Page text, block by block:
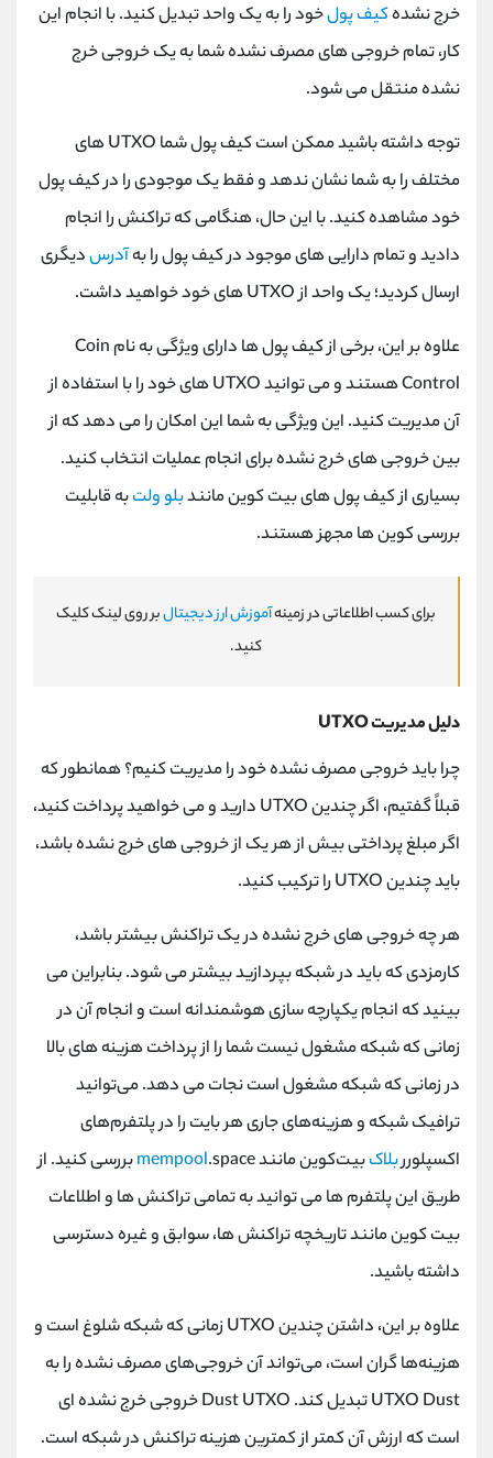
خرج نشدهکیف پولخود را به یک واحد تبدیل کنید. با انجام این
کار، تمام خروجی های مصرف نشده شما به یک خروجی خرج
نشده منتقل می شود.
توجه داشته باشید ممکن است کیف پول شما UTXOهای
مختلف را به شما نشان ندهد و فقط یک موجودی را در کیف پول
خود مشاهده کنید. با این حال، هنگامی که تراکنش را انجام
دادید و تمام دارایی های موجود در کیف پول را بهآدرسدیگری
ارسال کردید؛ یک واحد ازUTXOهای خود خواهید داشت.
علاوه بر این، برخی از کیف پول ها دارای ویژگی به نام Coin
Controlهستند و می توانیدUTXOهای خود را با استفاده از
آن مدیریت کنید. این ویژگی به شما این امکان را می دهد که از
بین خروجی های خرج نشده برای انجام عملیات انتخاب کنید.
بسیاری از کیف پول های بیت کوین مانندبلو ولتبه قابلیت
بررسی کوین ها مجهز هستند.
برای کسب اطلاعاتی در زمینهآموزش ارز دیجیتالبر روی لینک کلیک
کنید.
دلیل مدیریتUTXO
چرا باید خروجی مصرف نشده خود را مدیریت کنیم؟ همانطور که
قبلاً گفتیم، اگر چندینUTXO دارید و می خواهید پرداخت کنید،
اگر مبلغ پرداختی بیش از هر یک از خروجی های خرج نشده باشد،
باید چندینUTXO را ترکیب کنید.
هر چه خروجی های خرج نشده در یک تراکنش بیشتر باشد،
کارمزدی که باید در شبکه بپردازید بیشتر می شود. بنابراین می
بینید که انجام یکپارچه سازی هوشمندانه است و انجام آن در
زمانی که شبکه مشغول نیست شما را از پرداخت هزینه های بالا
در زمانی که شبکه مشغول است نجات می دهد. می‌توانید
ترافیک شبکه و هزینه‌های جاری هر بایت را در پلتفرم‌های
اکسپلورربلاکبیت‌کوین مانند mempool.space
بررسی کنید. از
طریق این پلتفرم ها می توانید به تمامی تراکنش ها و اطلاعات
بیت کوین مانند تاریخچه تراکنش ها، سوابق و غیره دسترسی
داشته باشید.
علاوه بر این، داشتن چندینUTXO زمانی که شبکه شلوغ است و
هزینه‌ها گران است، می‌تواند آن خروجی‌های مصرف‌ نشده را به
UTXO Dustتبدیل کند. Dust UTXOخروجی خرج نشده ای
است که ارزش آن کمتر از کمترین هزینه تراکنش در شبکه است.